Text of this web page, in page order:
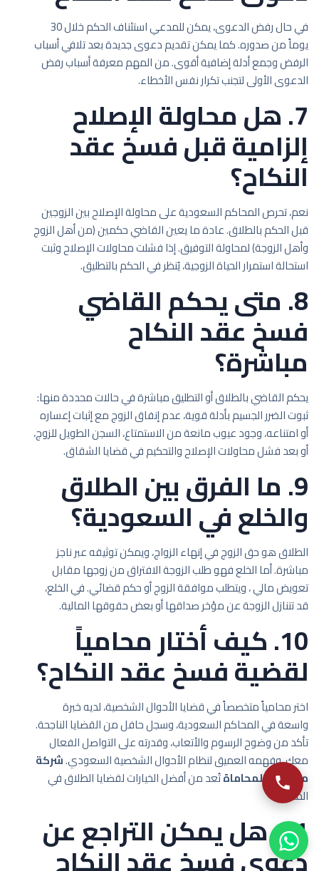
في حال رفض الدعوى، يمكن للمدعي استئناف الحكم خلال 30
يوماً من صدوره. كما يمكن تقديم دعوى جديدة بعد تلافي أسباب
الرفض وجمع أدلة إضافية أقوى. من المهم معرفة أسباب رفض
الدعوى الأولى لتجنب تكرار نفس الأخطاء.
7. هل محاولة الإصلاح
إلزامية قبل فسخ عقد
النكاح؟
نعم، تحرص المحاكم السعودية على محاولة الإصلاح بين الزوجين
قبل الحكم بالطلاق. عادة ما يعين القاضي حكمين (من أهل الزوج
وأهل الزوجة) لمحاولة التوفيق. إذا فشلت محاولات الإصلاح وثبت
استحالة استمرار الحياة الزوجية، يُنظر في الحكم بالتطليق.
8. متى يحكم القاضي
فسخ عقد النكاح
مباشرة؟
يحكم القاضي بالطلاق أو التطليق مباشرة في حالات محددة منها:
ثبوت الضرر الجسيم بأدلة قوية، عدم إنفاق الزوج مع إثبات إعساره
أو امتناعه، وجود عيوب مانعة من الاستمتاع، السجن الطويل للزوج،
أو بعد فشل محاولات الإصلاح والتحكيم في قضايا الشقاق.
9. ما الفرق بين الطلاق
والخلع في السعودية؟
الطلاق هو حق الزوج في إنهاء الزواج، ويمكن توثيقه عبر ناجز
مباشرة. أما الخلع فهو طلب الزوجة الافتراق من زوجها مقابل
تعويض مالي ، ويتطلب موافقة الزوج أو حكم قضائي. في الخلع،
قد تتنازل الزوجة عن مؤخر صداقها أو بعض حقوقها المالية.
10. كيف أختار محامياً
لقضية فسخ عقد النكاح؟
اختر محامياً متخصصاً في قضايا الأحوال الشخصية، لديه خبرة
واسعة في المحاكم السعودية، وسجل حافل من القضايا الناجحة.
تأكد من وضوح الرسوم والأتعاب، وقدرته على التواصل الفعال
معك، وفهمه العميق لنظام الأحوال الشخصية السعودي.شركة
ماستري للمحاماةتُعد من أفضل الخيارات لقضايا الطلاق في
المملكة.
11. هل يمكن التراجع عن